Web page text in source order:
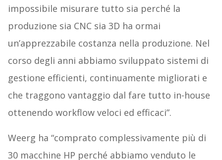
impossibile misurare tutto sia perché la
produzione sia CNC sia 3D ha ormai
un’apprezzabile costanza nella produzione. Nel
corso degli anni abbiamo sviluppato sistemi di
gestione efficienti, continuamente migliorati e
che traggono vantaggio dal fare tutto in-house
ottenendo workflow veloci ed efficaci”.
Weerg ha “comprato complessivamente più di
30 macchine HP perché abbiamo venduto le